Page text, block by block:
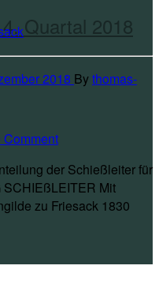
Quartal 2018
2018 Bythomas-
Comment
der Schießleiter für
SCHIEßLEITER Mit
zu Friesack 1830